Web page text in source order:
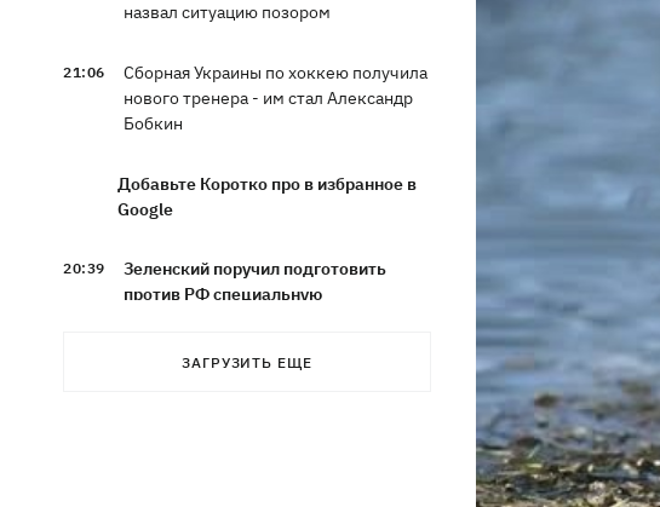
назвал ситуацию позором
21:06
Сборная Украины по хоккею получила
нового тренера - им стал Александр
Бобкин
Добавьте Коротко про в избранное в
Google
20:39
Зеленский поручил подготовить
против РФ специальную
ЗАГРУЗИТЬ ЕЩЕ